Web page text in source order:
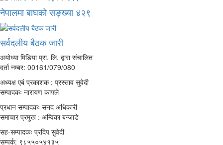
नेपालमा बाघको सङ्ख्या ४२९
सर्वदलीय बैठक जारी
अयोध्या मिडिया प्रा. लि. द्वारा संचालित
दर्ता नम्बर: 00161/079/080
अध्यक्ष एबं प्रकाशक : प्रस्ताव सुवेदी
सम्पादकः नारायण काफ्ले
प्रधान सम्पादकः सनद अधिकारी
समाचार प्रमुख : अम्विका बन्जाडे
सह-सम्पादकः प्रदिप सुवेदी
सम्पर्क: ९८५५०५४१३५